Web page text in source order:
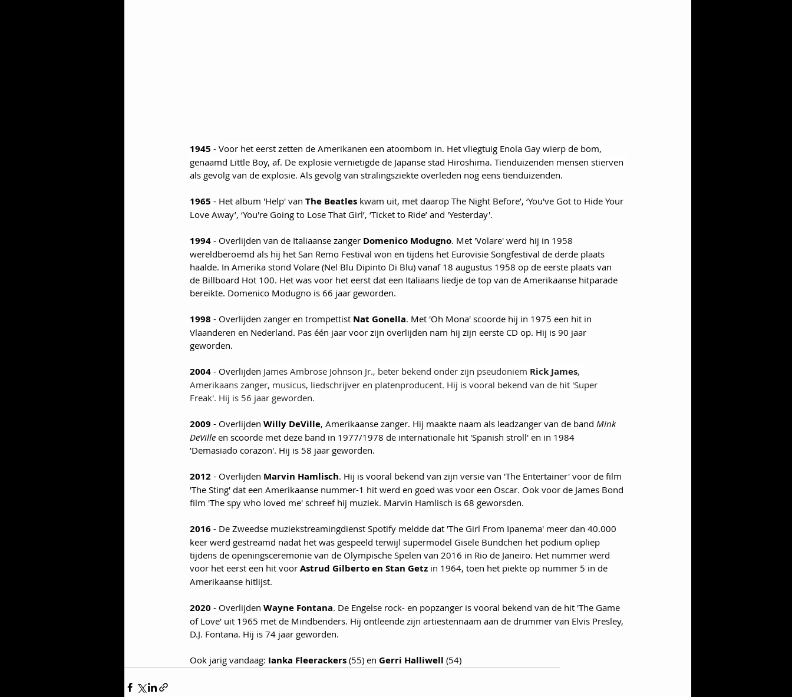
1945 - Voor het eerst zetten de Amerikanen een atoombom in. Het vliegtuig Enola Gay wierp de bom,
genaamd Little Boy, af. De explosie vernietigde de Japanse stad Hiroshima. Tienduizenden mensen stierven
als gevolg van de explosie. Als gevolg van stralingsziekte overleden nog eens tienduizenden.
1965 - Het album 'Help' van The Beatles kwam uit, met daarop The Night Before’, ‘You've Got to Hide Your
Love Away’, ‘You're Going to Lose That Girl’, ‘Ticket to Ride’ and 'Yesterday'.
1994 - Overlijden van de Italiaanse zanger Domenico Modugno. Met 'Volare' werd hij in 1958
wereldberoemd als hij het San Remo Festival won en tijdens het Eurovisie Songfestival de derde plaats
haalde. In Amerika stond Volare (Nel Blu Dipinto Di Blu) vanaf 18 augustus 1958 op de eerste plaats van
de Billboard Hot 100. Het was voor het eerst dat een Italiaans liedje de top van de Amerikaanse hitparade
bereikte. Domenico Modugno is 66 jaar geworden.
1998 - Overlijden zanger en trompettist Nat Gonella. Met 'Oh Mona' scoorde hij in 1975 een hit in
Vlaanderen en Nederland. Pas één jaar voor zijn overlijden nam hij zijn eerste CD op. Hij is 90 jaar
geworden.
2004 - Overlijden James Ambrose Johnson Jr., beter bekend onder zijn pseudoniem Rick James,
Amerikaans zanger, musicus, liedschrijver en platenproducent. Hij is vooral bekend van de hit 'Super
Freak'. Hij is 56 jaar geworden.
2009 - Overlijden Willy DeVille, Amerikaanse zanger. Hij maakte naam als leadzanger van de band Mink
DeVille en scoorde met deze band in 1977/1978 de internationale hit 'Spanish stroll' en in 1984
'Demasiado corazon'. Hij is 58 jaar geworden.
2012 - Overlijden Marvin Hamlisch. Hij is vooral bekend van zijn versie van 'The Entertainer' voor de film
'The Sting' dat een Amerikaanse nummer-1 hit werd en goed was voor een Oscar. Ook voor de James Bond
film 'The spy who loved me' schreef hij muziek. Marvin Hamlisch is 68 geworsden.
2016 - De Zweedse muziekstreamingdienst Spotify meldde dat 'The Girl From Ipanema' meer dan 40.000
keer werd gestreamd nadat het was gespeeld terwijl supermodel Gisele Bundchen het podium opliep
tijdens de openingsceremonie van de Olympische Spelen van 2016 in Rio de Janeiro. Het nummer werd
voor het eerst een hit voor Astrud Gilberto en Stan Getz in 1964, toen het piekte op nummer 5 in de
Amerikaanse hitlijst.
2020 - Overlijden Wayne Fontana. De Engelse rock- en popzanger is vooral bekend van de hit 'The Game
of Love' uit 1965 met de Mindbenders. Hij ontleende zijn artiestennaam aan de drummer van Elvis Presley,
D.J. Fontana. Hij is 74 jaar geworden.
Ook jarig vandaag: Ianka Fleerackers (55) en Gerri Halliwell (54)